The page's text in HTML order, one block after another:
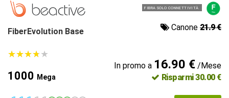
FIBRA SOLO CONNETTIVITÀ
FiberEvolution Base Canone 21.9 €
★★★★★
★★★★★
1000 Mega
In promo a 16.90 €/Mese
Risparmi 30.00 €